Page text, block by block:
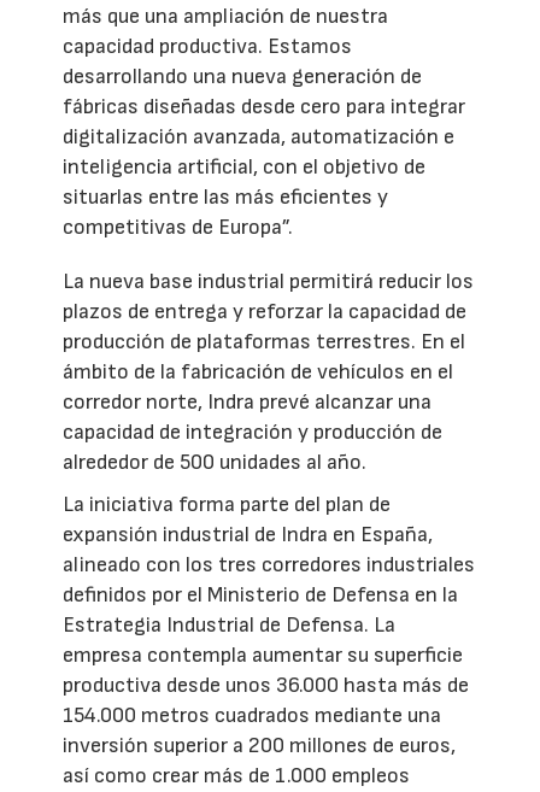
más que una ampliación de nuestra
capacidad productiva. Estamos
desarrollando una nueva generación de
fábricas diseñadas desde cero para integrar
digitalización avanzada, automatización e
inteligencia artificial, con el objetivo de
situarlas entre las más eficientes y
competitivas de Europa”.
La nueva base industrial permitirá reducir los
plazos de entrega y reforzar la capacidad de
producción de plataformas terrestres. En el
ámbito de la fabricación de vehículos en el
corredor norte, Indra prevé alcanzar una
capacidad de integración y producción de
alrededor de 500 unidades al año.
La iniciativa forma parte del plan de
expansión industrial de Indra en España,
alineado con los tres corredores industriales
definidos por el Ministerio de Defensa en la
Estrategia Industrial de Defensa. La
empresa contempla aumentar su superficie
productiva desde unos 36.000 hasta más de
154.000 metros cuadrados mediante una
inversión superior a 200 millones de euros,
así como crear más de 1.000 empleos